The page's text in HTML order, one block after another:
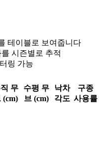
테이블로 보여줍니다
시즌별로 추적
링 가능
무
(cm)
수평 무
브 (cm)
낙차
각도
구종
사용률